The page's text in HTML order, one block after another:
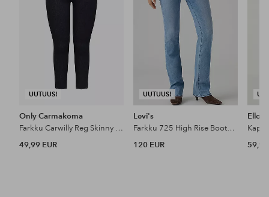
UUTUUS!
Only Carmakoma
Farkku Carwilly Reg Skinny Ank Dnm Box Noo
49,99 EUR
UUTUUS!
Levi's
Farkku 725 High Rise Bootcut
120 EUR
Ellos
59,99